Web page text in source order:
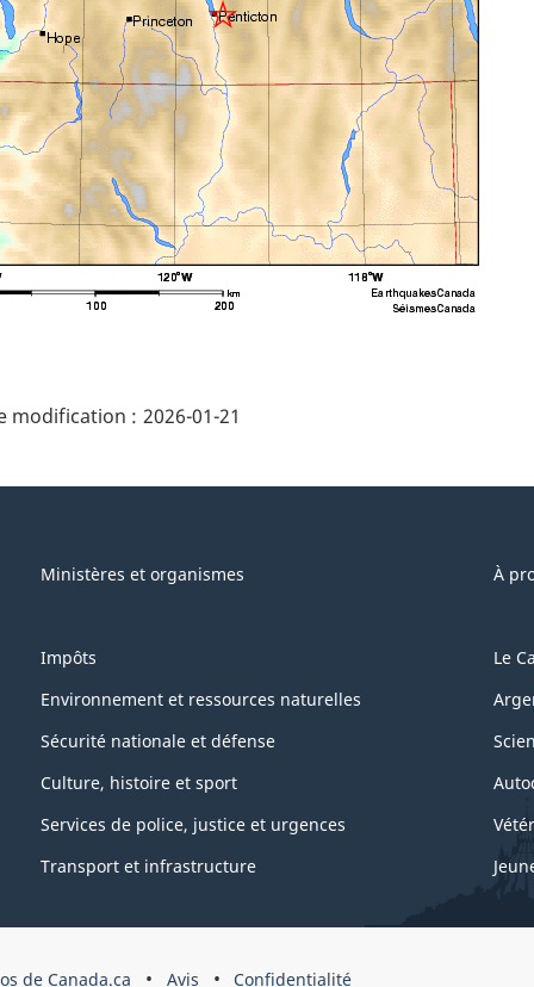
modification : 2026-01-21
Ministères et organismes À
Impôts
Environnement et ressources naturelles
Sécurité nationale et défense
Culture, histoire et sport
Services de police, justice et urgences
Transport et infrastructure
Le
de Canada.ca Avis Confidentialité